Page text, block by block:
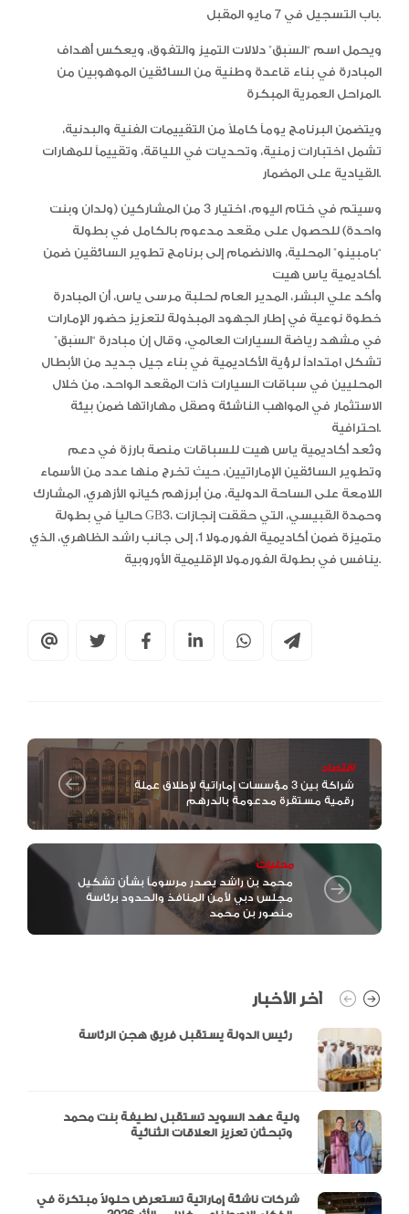
باب التسجيل في 7 مايو المقبل.
ويحمل اسم “السَبق” دلالات التميز والتفوق، ويعكس أهداف
المبادرة في بناء قاعدة وطنية من السائقين الموهوبين من
المراحل العمرية المبكرة.
ويتضمن البرنامج يوماً كاملاً من التقييمات الفنية والبدنية،
تشمل اختبارات زمنية، وتحديات في اللياقة، وتقييماً للمهارات
القيادية على المضمار.
وسيتم في ختام اليوم، اختيار 3 من المشاركين (ولدان وبنت
واحدة) للحصول على مقعد مدعوم بالكامل في بطولة
“بامبينو” المحلية، والانضمام إلى برنامج تطوير السائقين ضمن
أكاديمية ياس هيت.
وأكد علي البشر، المدير العام لحلبة مرسى ياس، أن المبادرة
خطوة نوعية في إطار الجهود المبذولة لتعزيز حضور الإمارات
في مشهد رياضة السيارات العالمي، وقال إن مبادرة “السَبق”
تشكل امتداداً لرؤية الأكاديمية في بناء جيل جديد من الأبطال
المحليين في سباقات السيارات ذات المقعد الواحد، من خلال
الاستثمار في المواهب الناشئة وصقل مهاراتها ضمن بيئة
احترافية.
وتُعد أكاديمية ياس هيت للسباقات منصة بارزة في دعم
وتطوير السائقين الإماراتيين، حيث تخرج منها عدد من الأسماء
اللامعة على الساحة الدولية، من أبرزهم كيانو الأزهري، المشارك
حالياً في بطولة GB3، وحمدة القبيسي، التي حققت إنجازات
متميزة ضمن أكاديمية الفورمولا 1، إلى جانب راشد الظاهري، الذي
ينافس في بطولة الفورمولا الإقليمية الأوروبية.
اقتصاد
شراكة بين 3 مؤسسات إماراتية لإطلاق عملة
رقمية مستقرة مدعومة بالدرهم
محليات
محمد بن راشد يصدر مرسوماً بشأن تشكيل
مجلس دبي لأمن المنافذ والحدود برئاسة
منصور بن محمد
آخر الأخبار
ولية عهد السويد تستقبل لطيفة بنت محمد
شركات ناشئة إماراتية تستعرض حلولاً مبتكرة في